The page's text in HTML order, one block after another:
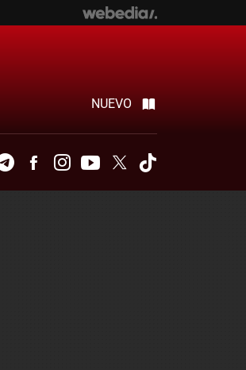
NUEVO
TelegramFacebookInstagramYoutubeTwitter